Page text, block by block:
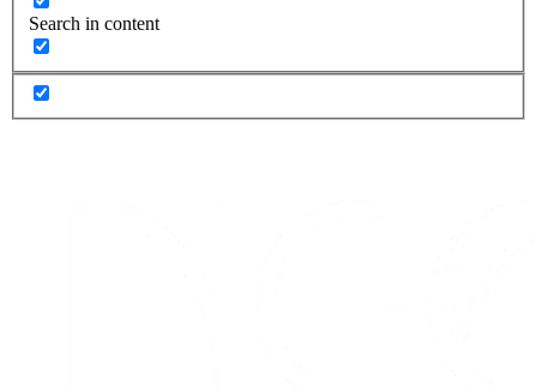
Search in content